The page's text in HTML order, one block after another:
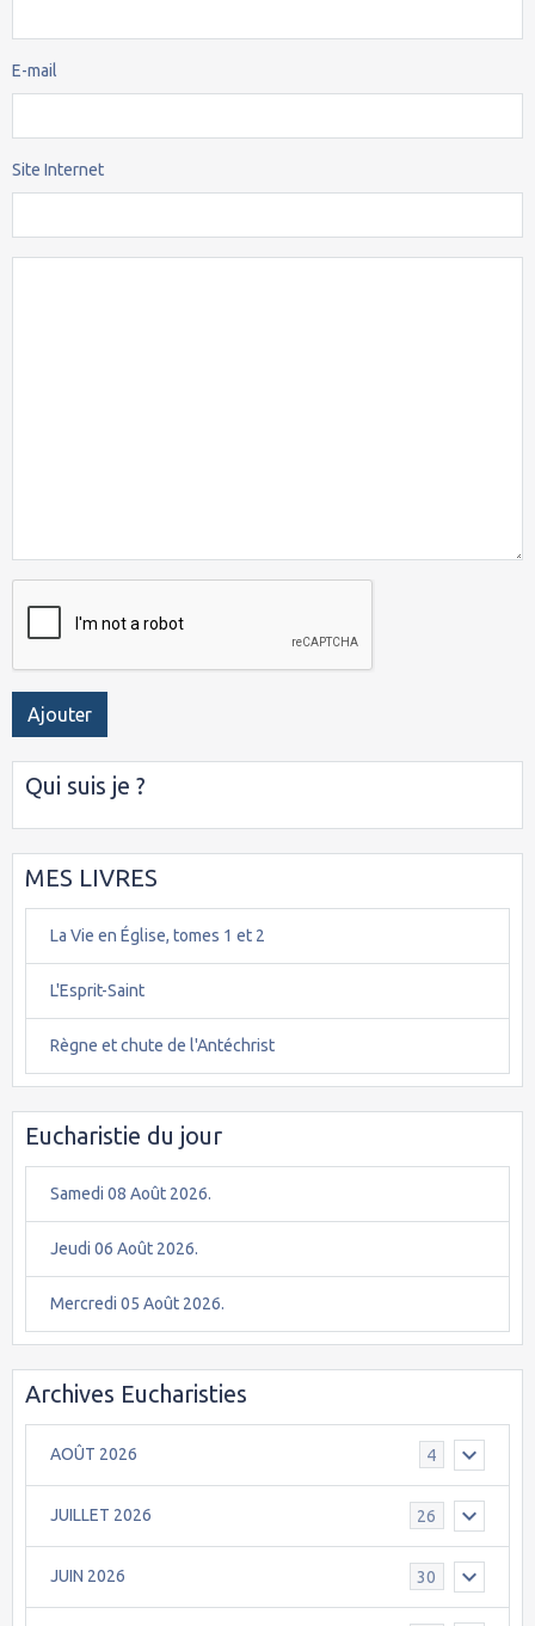
E-mail
Site Internet
Ajouter
Qui suis je ?
MES LIVRES
La Vie en Église, tomes 1 et 2
L'Esprit-Saint
Règne et chute de l'Antéchrist
Eucharistie du jour
Samedi 08 Août 2026.
Jeudi 06 Août 2026.
Mercredi 05 Août 2026.
Archives Eucharisties
AOÛT 2026 4
JUILLET 2026 26
JUIN 2026 30